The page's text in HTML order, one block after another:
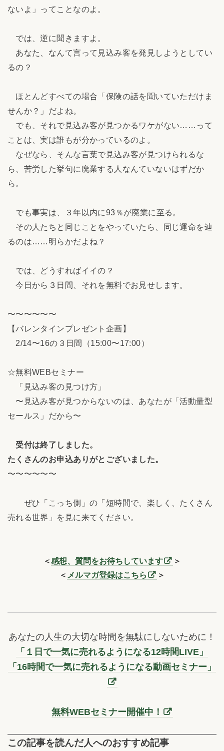
ないよ」ってことなのよ。
では、逆に聞きますよ。
あなた、なんて言って見込み客を発見しようとしてい
るの？
ほとんどすべての場合「保険の話を聞いていただけま
せんか？」だよね。
でも、それで見込み客が見つかるワケがない……って
ことは、実は誰もが分かっているのよ。
なぜなら、そんな言葉で見込み客が見つけられるな
ら、苦労した挙句に廃業する人なんていないはずだか
ら。
でも事実は、３年以内に93％が廃業に至る。
その人たちと同じことをやっていたら、同じ運命を辿
るのは……明らかだよね？
では、どうすればイイの？
今日から３日間、それを無料でお見せします。
〜〜〜〜〜〜
【バレンタインプレゼント企画】
2/14〜16の３日間（15:00〜17:00）
☆無料WEBセミナー
「見込み客の見つけ方」
〜見込み客が見つからないのは、あなたが「活動量型
セールス」だから〜
受付は終了しました。
たくさんのお申込ありがとございました。
〜〜〜〜〜〜
ぜひ「こっち側」の「短時間で、楽しく、たくさん
売れる世界」を見に来てください。
＜感想、質問をお待ちしています
＞
＜ メルマガ登録はこちら ＞
あなたの人生の大切な時間を無駄にしないために！
「１日で一気に売れるようになる12時間LIVE」
「16時間で一気に売れるようになる動画セミナー」
無料WEBセミナー開催中！
この記事を読んだ人へのおすすめ記事